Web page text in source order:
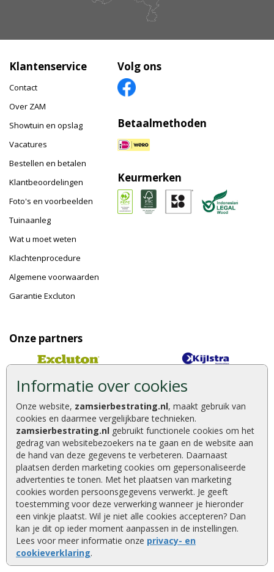
Informatie over cookies
Onze website, zamsierbestrating.nl, maakt gebruik van
cookies en daarmee vergelijkbare technieken.
zamsierbestrating.nl gebruikt functionele cookies om het
gedrag van websitebezoekers na te gaan en de website aan
de hand van deze gegevens te verbeteren. Daarnaast
plaatsen derden marketing cookies om gepersonaliseerde
advertenties te tonen. Met het plaatsen van marketing
cookies worden persoonsgegevens verwerkt. Je geeft
toestemming voor deze verwerking wanneer je hieronder
een vinkje plaatst. Wil je niet alle cookies accepteren? Dan
kan je dit op ieder moment aanpassen in de instellingen.
Lees voor meer informatie onze privacy- en
cookieverklaring.
Klantenservice
Contact
Over ZAM
Showtuin en opslag
Vacatures
Bestellen en betalen
Klantbeoordelingen
Foto's en voorbeelden
Tuinaanleg
Wat u moet weten
Klachtenprocedure
Algemene voorwaarden
Garantie Excluton
Volg ons
Betaalmethoden
Keurmerken
Onze partners